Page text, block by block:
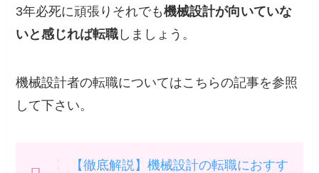
3年必死に頑張りそれでも機械設計が向いていな
いと感じれば転職 しましょう。
機械設計者の転職についてはこちらの記事を参照
して下さい。
【徹底解説】機械設計の転職におすす